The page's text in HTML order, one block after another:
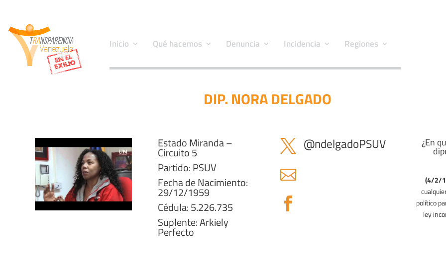
Inicio Qué hacemos Denuncia Incidencia Regiones
DIP. NORA DELGADO
Estado Miranda –
Circuito 5
Partido: PSUV
Fecha de Nacimiento:
29/12/1959
Cédula: 5.226.735
Suplente: Arkiely
Perfecto
 @ndelgadoPSUV


¿En
(4/2/
político
ley